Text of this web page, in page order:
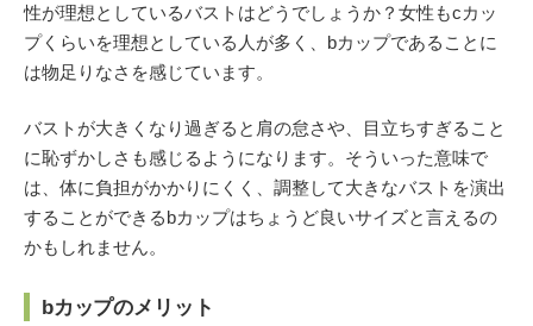
性が理想としているバストはどうでしょうか？女性もcカッ
プくらいを理想としている人が多く、bカップであることに
は物足りなさを感じています。
バストが大きくなり過ぎると肩の怠さや、目立ちすぎること
に恥ずかしさも感じるようになります。そういった意味で
は、体に負担がかかりにくく、調整して大きなバストを演出
することができるbカップはちょうど良いサイズと言えるの
かもしれません。
bカップのメリット